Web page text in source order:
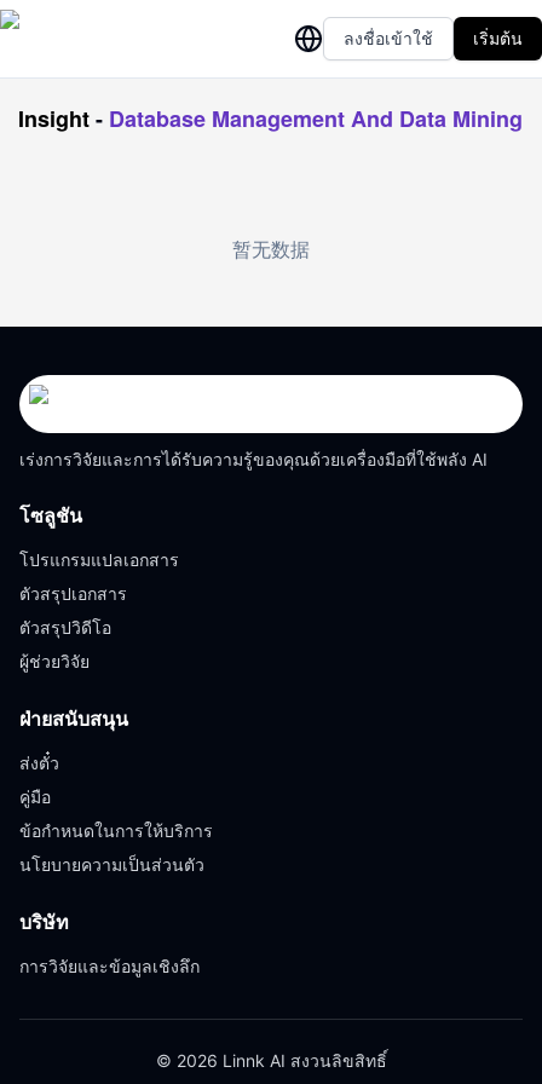
ลงชื่อเข้าใช้ เริ่มต้น
Insight- Database Management And Data Mining
暂无数据
เร่งการวิจัยและการได้รับความรู้ของคุณด้วยเครื่องมือที่ใช้พลัง AI
โซลูชัน
โปรแกรมแปลเอกสาร
ตัวสรุปเอกสาร
ตัวสรุปวิดีโอ
ผู้ช่วยวิจัย
ฝ่ายสนับสนุน
ส่งตั๋ว
คู่มือ
ข้อกำหนดในการให้บริการ
นโยบายความเป็นส่วนตัว
บริษัท
การวิจัยและข้อมูลเชิงลึก
© 2026 Linnk AI สงวนลิขสิทธิ์